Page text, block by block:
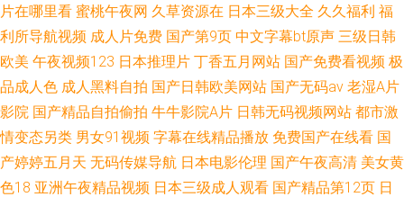
片在哪里看 蜜桃午夜网 久草资源在 日本三级大全 久久福利 福
利所导航视频 成人片免费 国产第9页 中文字幕bt原声 三级日韩
欧美 午夜视频123 日本推理片 丁香五月网站 国产免费看视频 极
品成人色 成人黑料自拍 国产日韩欧美网站 国产无码av 老湿A片
影院 国产精品自拍偷拍 牛牛影院A片 日韩无码视频网站 都市激
情变态另类 男女91视频 字幕在线精品播放 免费国产在线看 国
产婷婷五月天 无码传媒导航 日本电影伦理 国产午夜高清 美女黄
色18 亚洲午夜精品视频 日本三级成人观看 国产精品第12页 日